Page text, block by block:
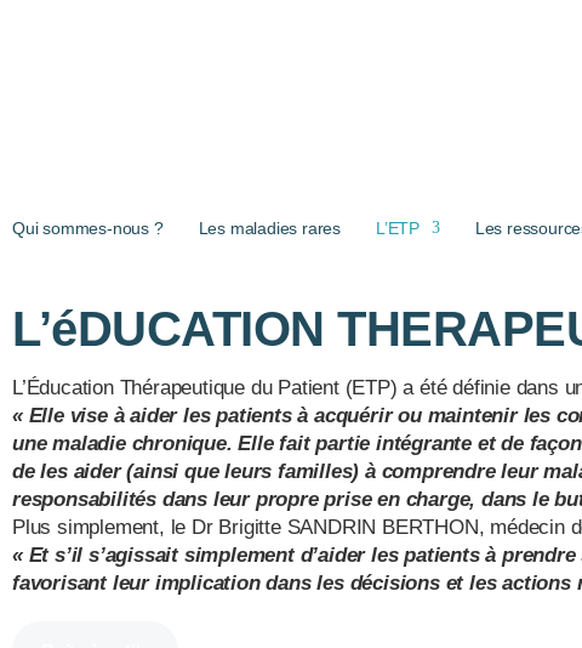
Qui sommes-nous ? Les maladies rares L’ETP Les
L’éDUCATION
L’Éducation Thérapeutique du Patient (ETP) a été définie dans
« Elle vise à aider les patients à acquérir ou maintenir les
une maladie chronique. Elle fait partie intégrante et de
de les aider (ainsi que leurs familles) à comprendre leur
responsabilités dans leur propre prise en charge, dans le
Plus simplement, le Dr Brigitte SANDRIN BERTHON, médecin
« Et s’il s’agissait simplement d’aider les patients à
favorisant leur implication dans les décisions et les actions